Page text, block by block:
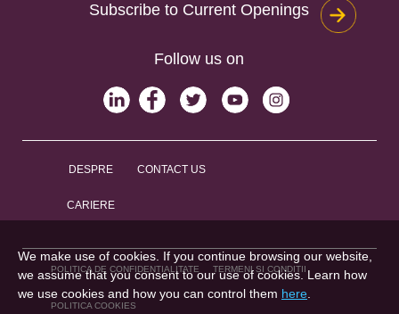
Subscribe to Current Openings
Follow us on
DESPRE CONTACT US
CARIERE
POLITICA DE CONFIDENȚIALITATE TERMENI ȘI CONDIȚII
POLITICA COOKIES
We make use of cookies. If you continue browsing our website,
we assume that you consent to our use of cookies. Learn how
we use cookies and how you can control them here